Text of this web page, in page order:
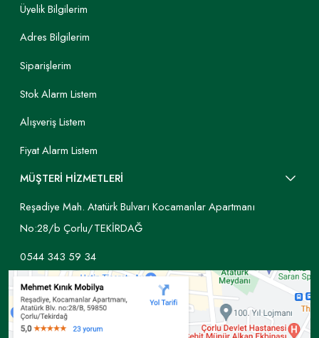
Üyelik Bilgilerim
Adres Bilgilerim
Siparişlerim
Stok Alarm Listem
Alışveriş Listem
Fiyat Alarm Listem
MÜŞTERİ HİZMETLERİ
Reşadiye Mah. Atatürk Bulvarı Kocamanlar Apartmanı
No:28/b Çorlu/TEKİRDAĞ
0544 343 59 34